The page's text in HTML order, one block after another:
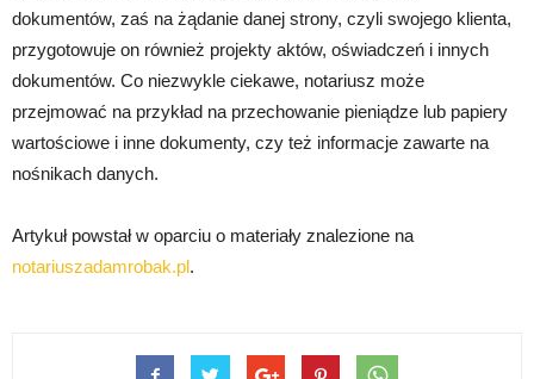
dokumentów, zaś na żądanie danej strony, czyli swojego klienta,
przygotowuje on również projekty aktów, oświadczeń i innych
dokumentów. Co niezwykle ciekawe, notariusz może
przejmować na przykład na przechowanie pieniądze lub papiery
wartościowe i inne dokumenty, czy też informacje zawarte na
nośnikach danych.
Artykuł powstał w oparciu o materiały znalezione na
notariuszadamrobak.pl.